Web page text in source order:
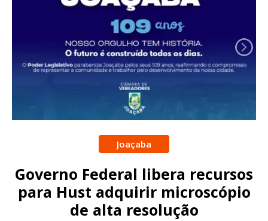
Joaçaba
Governo Federal libera recursos
para Hust adquirir microscópio
de alta resolução